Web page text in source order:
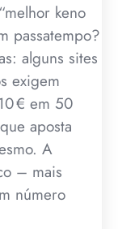
keno
passatempo?
alguns sites
exigem
€ em 50
aposta
A
– mais
número